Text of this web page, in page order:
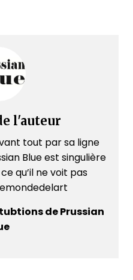
l'auteur
tout par sa ligne
Blue est singulière
qu’il ne voit pas
de Prussian